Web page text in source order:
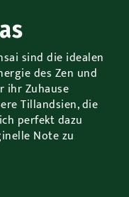
sind die idealen
des Zen und
ihr Zuhause
Tillandsien, die
perfekt dazu
Note zu